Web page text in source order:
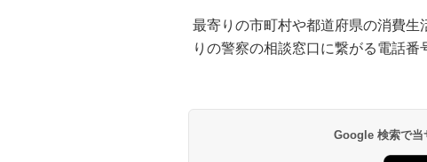
最寄りの市町村や都道府県の消費
りの警察の相談窓口に繋がる電話番
Google 検索で当